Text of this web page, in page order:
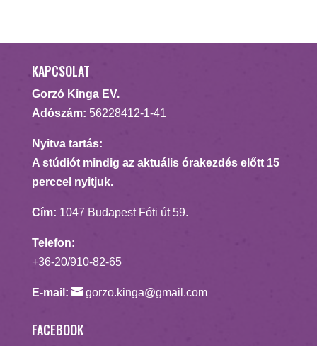
KAPCSOLAT
Gorzó Kinga EV.
Adószám: 56228412-1-41
Nyitva tartás:
A stúdiót mindig az aktuális órakezdés előtt 15
perccel nyitjuk.
Cím: 1047 Budapest Fóti út 59.
Telefon:
+36-20/910-82-65
E-mail: gorzo.kinga@gmail.com
FACEBOOK